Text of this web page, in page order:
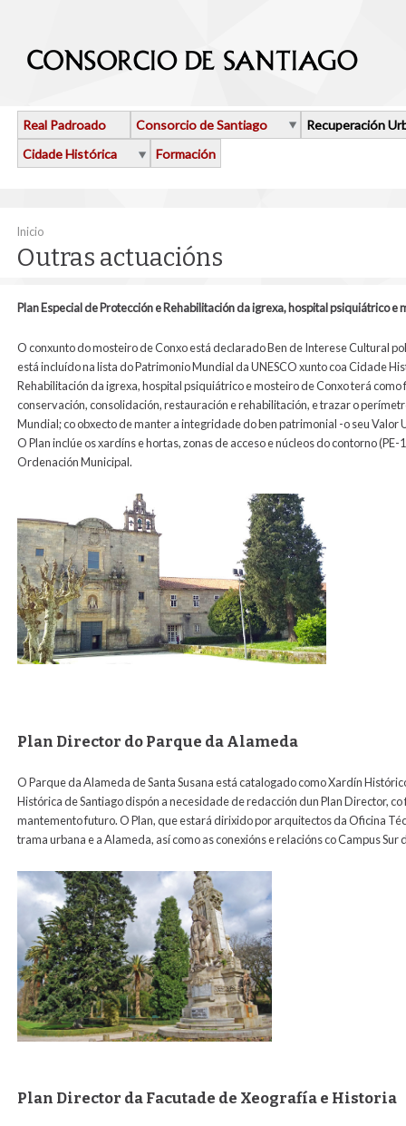
Real Padroado Consorcio de Santiago
Recuperación
Cidade Histórica
Formación
Vostede está aquí
Inicio
Outras actuacións
Plan Especial de Protección e Rehabilitación da igrexa, hospital psiquiátrico e
O conxunto do mosteiro de Conxo está declarado Ben de Interese Cultural
está incluído na lista do Patrimonio Mundial da UNESCO xunto coa Cidade
Rehabilitación da igrexa, hospital psiquiátrico e mosteiro de Conxo terá
conservación, consolidación, restauración e rehabilitación, e trazar o
Mundial; co obxecto de manter a integridade do ben patrimonial -o seu Valor
O Plan inclúe os xardíns e hortas, zonas de acceso e núcleos do contorno
Ordenación Municipal.
Plan Director do Parque da Alameda
O Parque da Alameda de Santa Susana está catalogado como Xardín
Histórica de Santiago dispón a necesidade de redacción dun Plan Director,
mantemento futuro. O Plan, que estará dirixido por arquitectos da Oficina
trama urbana e a Alameda, así como as conexións e relacións co Campus
Plan Director da Facutade de Xeografía e Historia